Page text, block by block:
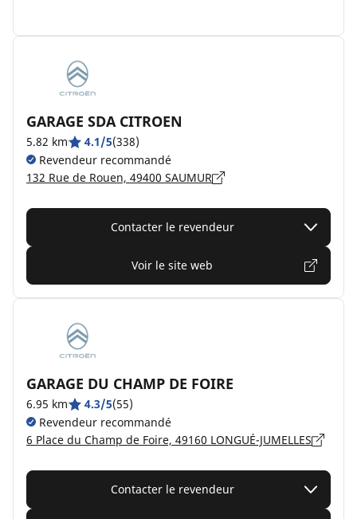
GARAGE SDA CITROEN
5.82 km 4.1/5(338)
Revendeur recommandé
132 Rue de Rouen, 49400 SAUMUR
Contacter le revendeur
Voir le site web
GARAGE DU CHAMP DE FOIRE
6.95 km 4.3/5(55)
Revendeur recommandé
6 Place du Champ de Foire, 49160 LONGUÉ-JUMELLES
Contacter le revendeur